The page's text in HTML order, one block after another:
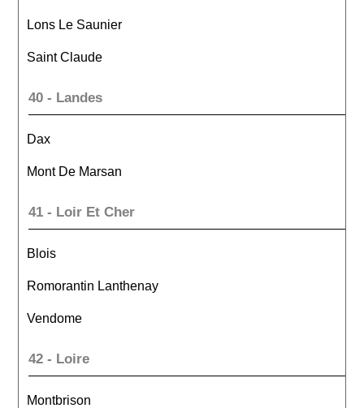
Lons Le Saunier
Saint Claude
40 - Landes
Dax
Mont De Marsan
41 - Loir Et Cher
Blois
Romorantin Lanthenay
Vendome
42 - Loire
Montbrison